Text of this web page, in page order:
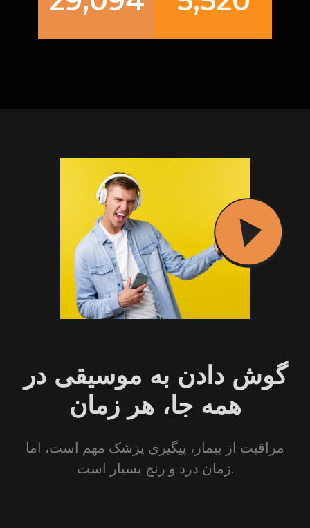
گوش دادن به موسیقی در
همه جا، هر زمان
مراقبت از بیمار، پیگیری پزشک مهم است، اما
زمان درد و رنج بسیار است.